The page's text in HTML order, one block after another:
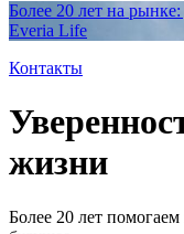
Более 20 лет на
Everia Life
Контакты
жизни
Более 20 лет